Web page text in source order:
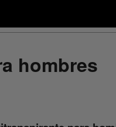
hombres